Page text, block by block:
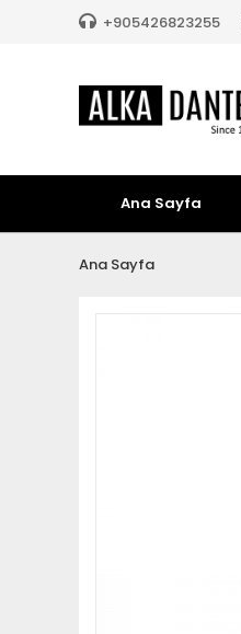
+905426823255
Ana Sayfa
Ana Sayfa